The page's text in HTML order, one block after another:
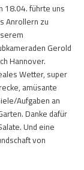
18.04. führte uns
Anrollern zu
Gerold
Hannover.
Wetter, super
amüsante
Aufgaben an
Danke dafür
Und eine
von